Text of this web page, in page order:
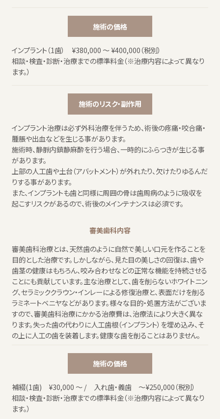
施術の価格
インプラント（1歯） ¥380,000 ～ ¥400,000（税別）
相談・検査・診断・治療までの標準料金（※治療内容によって異なり
ます。）
施術のリスク・副作用
インプラント治療は必ず外科治療を伴うため、術後の疼痛・咬合痛・
腫脹や出血などを生じる事があります。
施術時、静脈内鎮静麻酔を行う場合、一時的にふらつきが生じる事
があります。
上部の人工歯や土台（アバットメント）が外れたり、欠けたりゆるんだ
りする事があります。
また、インプラントも歯と同様に周囲の骨は歯周病のように吸収を
起こすリスクがあるので、術後のメインテナンスは必須です。
審美歯科内容
審美歯科治療とは、天然歯のように自然で美しい口元を作ることを
目的とした治療です。しかしながら、見た目の美しさの回復は、歯や
歯茎の健康はもちろん、咬み合わせなどの正常な機能を持続させる
ことにも貢献しています。主な治療として、歯を削らないホワイトニン
グ、セラミッククラウン・インレーによる修復治療と、表面だけを削る
ラミネートベニヤなどがあります。様々な目的・処置方法がございま
すので、審美歯科治療にかかる治療費は、治療法により大きく異な
ります。失った歯の代わりに人工歯根（インプラント）を埋め込み、そ
の上に人工の歯を装着します。健康な歯を削ることはありません。
施術の価格
補綴(1歯) ¥30,000 ～ / 入れ歯・義歯 ～¥250,000（税別）
相談・検査・診断・治療までの標準料金（※治療内容によって異なり
ます。）